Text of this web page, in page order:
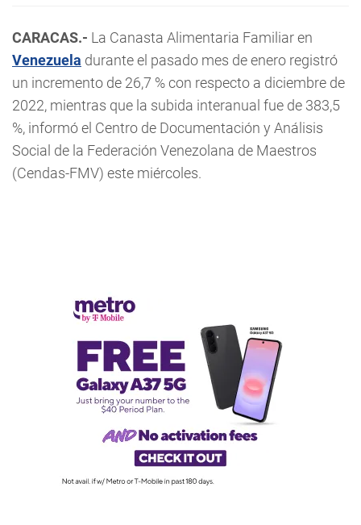
CARACAS.- La Canasta Alimentaria Familiar en
Venezuela durante el pasado mes de enero registró
un incremento de 26,7 % con respecto a diciembre de
2022, mientras que la subida interanual fue de 383,5
%, informó el Centro de Documentación y Análisis
Social de la Federación Venezolana de Maestros
(Cendas-FMV) este miércoles.